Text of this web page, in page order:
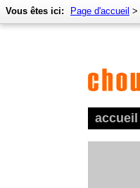
accueil
Vous êtes ici: Page d'accueil >